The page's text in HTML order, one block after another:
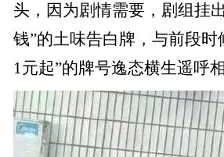
头，因为剧情需要，剧组挂
钱”的土味告白牌，与前段
1元起”的牌号逸态横生遥呼相